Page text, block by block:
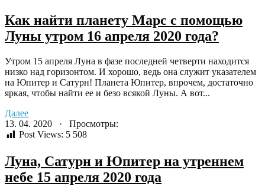
Как найти планету Марс с помощью
Луны утром 16 апреля 2020 года?
Утром 15 апреля Луна в фазе последней четверти находится
низко над горизонтом. И хорошо, ведь она служит указателем
на Юпитер и Сатурн! Планета Юпитер, впрочем, достаточно
яркая, чтобы найти ее и безо всякой Луны. А вот...
Далее
13. 04. 2020 · Просмотры:
Post Views: 5 508
Луна, Сатурн и Юпитер на утреннем
небе 15 апреля 2020 года